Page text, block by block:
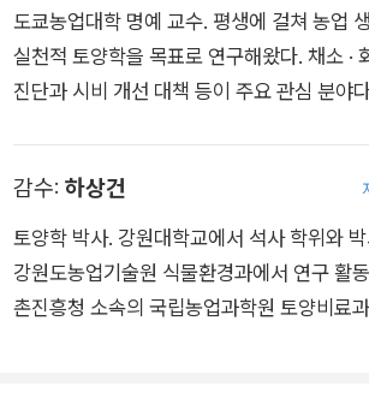
초고속 계산법》《공부머리 좋아지는 퍼즐》
학실험 365 1, 2학기》 등이 있다.
도쿄농업대학 명예 교수. 평생에 걸쳐 농업
실천적 토양학을 목표로 연구해왔다. 채소 ·
진단과 시비 개선 대책 등이 주요 관심 분야
학 개론》 등을 공동 집필했다.
감수: 하상건
토양학 박사. 강원대학교에서 석사 학위와
강원도농업기술원 식물환경과에서 연구 활
촌진흥청 소속의 국립농업과학원 토양비료